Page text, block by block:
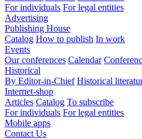
For individuals For legal entities
Advertising
Publishing House
Catalog How to publish In work
Events
Our conferences Calendar
Historical
By Editor-in-Chief Historical
Internet-shop
Articles Catalog To subscribe
For individuals For legal entities
Mobile apps
Contact Us